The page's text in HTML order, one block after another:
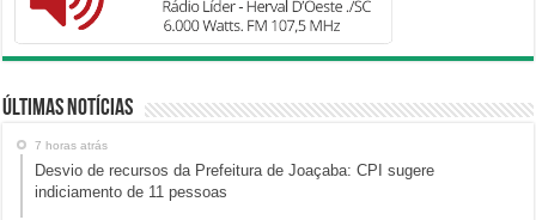
Últimas Notícias
7 horas atrás
Desvio de recursos da Prefeitura de Joaçaba: CPI sugere
indiciamento de 11 pessoas